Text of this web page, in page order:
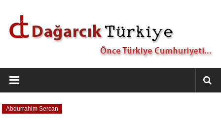
Dağarcık
Türkiye
Önce
Türkiye
Abdurrahim Sercan